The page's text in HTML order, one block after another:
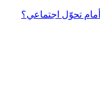
أمام تحوّل اجتماعي؟